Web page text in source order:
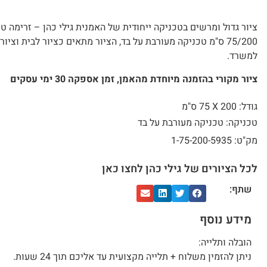
ציור גדול ומרשים בטכניקה ייחודית של האמנית גילי כהן – זרימה
75/200 ס"מ טכניקה מעורבת על בד, הציור מתאים כציור לבית וציור
למשרד.
ציור מקורי בהזמנה מיוחדת מהאמן, זמן אספקה 30 ימי עסקים
גודל: 200 X
75 ס"מ
טכניקה: טכניקה מעורבת על בד
מק"ט: 1-75-200-5935
לכל הציורים של גילי כהן לחצו כאן
שתף:
מידע נוסף
הובלה ותלייה:
ניתן להזמין משלוח + תלייה מקצועית עד אליכם תוך 24 שעות.